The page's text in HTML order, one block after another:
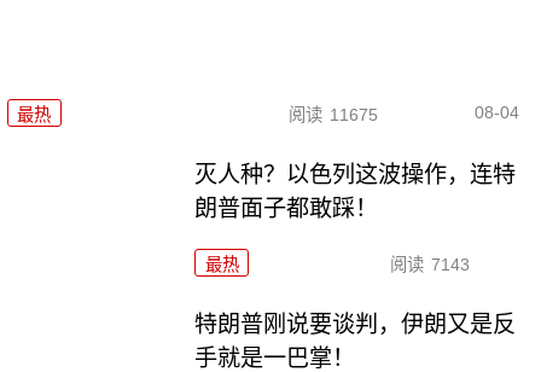
最热 阅读 11675 08-04
灭人种？以色列这波操作，连特
朗普面子都敢踩！
最热 阅读 7143
特朗普刚说要谈判，伊朗又是反
手就是一巴掌！